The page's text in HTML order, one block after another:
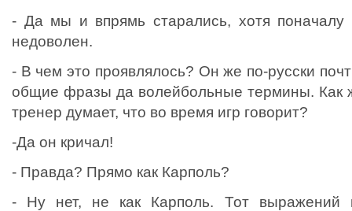
- Да мы и впрямь старались, хотя
недоволен.
- В чем это проявлялось? Он же по-русски
общие фразы да волейбольные термины. Как
тренер думает, что во время игр говорит?
-Да он кричал!
- Правда? Прямо как Карполь?
- Ну нет, не как Карполь. Тот выражений